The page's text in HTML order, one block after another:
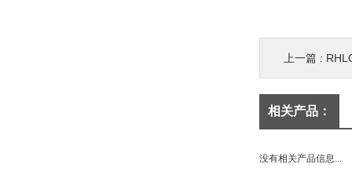
上一篇 :
相关产品：
没有相关产品信息...